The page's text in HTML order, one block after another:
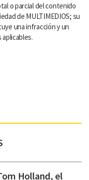
o parcial del contenido
de MULTIMEDIOS; su
una infracción y un
Holland, el